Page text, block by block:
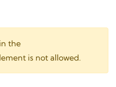
the
is not allowed.